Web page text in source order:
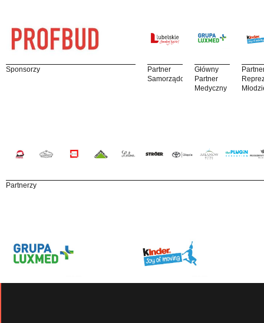
Sponsorzy
Partner
Samorządowy
Główny
Partner
Medyczny
Partnerzy